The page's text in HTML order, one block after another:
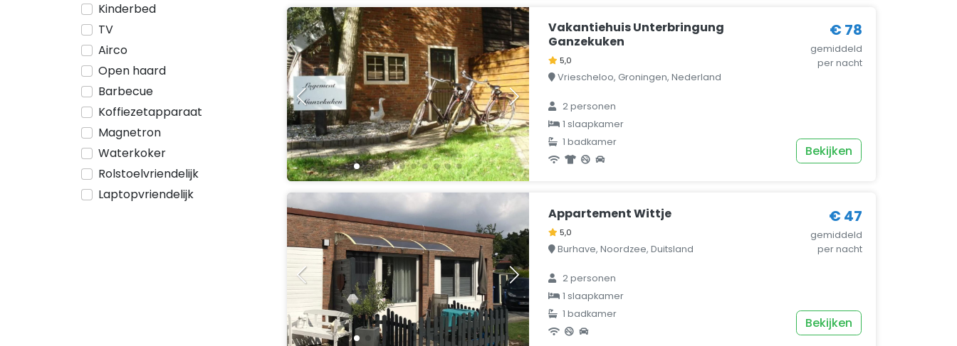
Kinderbed
TV
Airco
Open haard
Barbecue
Koffiezetapparaat
Magnetron
Waterkoker
Rolstoelvriendelijk
Laptopvriendelijk
Vakantiehuis Unterbringung
Ganzekuken
5,0
Vriescheloo, Groningen, Nederland
2 personen
1 slaapkamer
1 badkamer
€ 78
gemiddeld
per nacht
Bekijken
Appartement Wittje
5,0
Burhave, Noordzee, Duitsland
2 personen
1 slaapkamer
1 badkamer
€ 47
gemiddeld
per nacht
Bekijken